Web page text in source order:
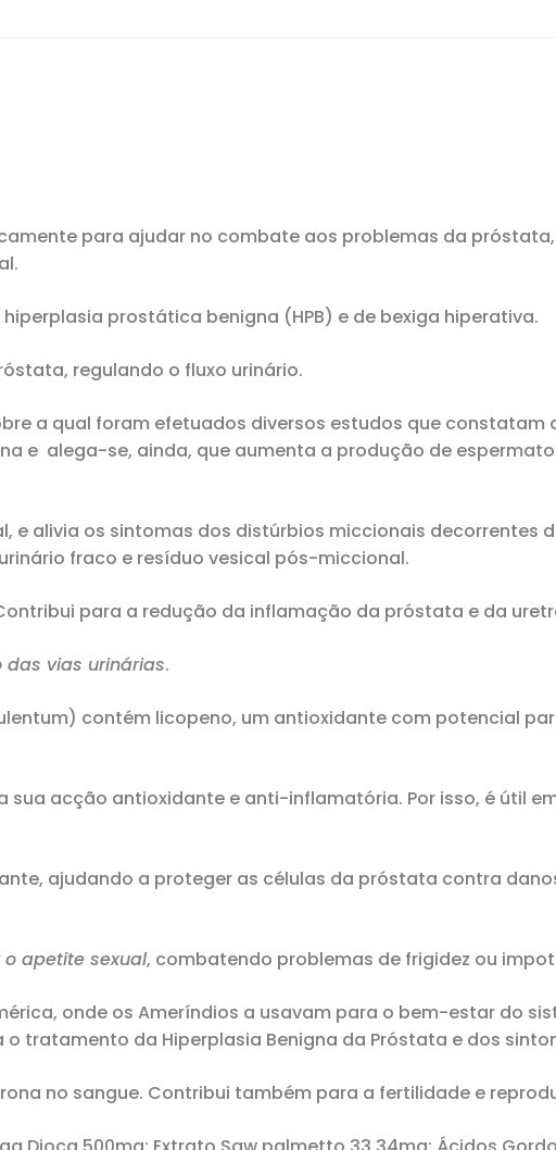
para ajudar no combate aos problemas da
prostática benigna (HPB) e de bexiga hiperativa.
regulando o fluxo urinário.
a qual foram efetuados diversos estudos que constatam
e alega-se, ainda, que aumenta a produção de
alivia os sintomas dos distúrbios miccionais decorrentes
fraco e resíduo vesical pós-miccional.
para a redução da inflamação da próstata e da
vias urinárias.
contém licopeno, um antioxidante com potencial
acção antioxidante e anti-inflamatória. Por isso, é útil
ajudando a proteger as células da próstata contra
apetite sexual, combatendo problemas de frigidez ou
onde os Ameríndios a usavam para o bem-estar do
tratamento da Hiperplasia Benigna da Próstata e dos
no sangue. Contribui também para a fertilidade e